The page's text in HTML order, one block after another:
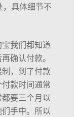
具体细节不
我们都知道
确认付款。
，到了付款
款时间通常
要三个月以
手中。所以